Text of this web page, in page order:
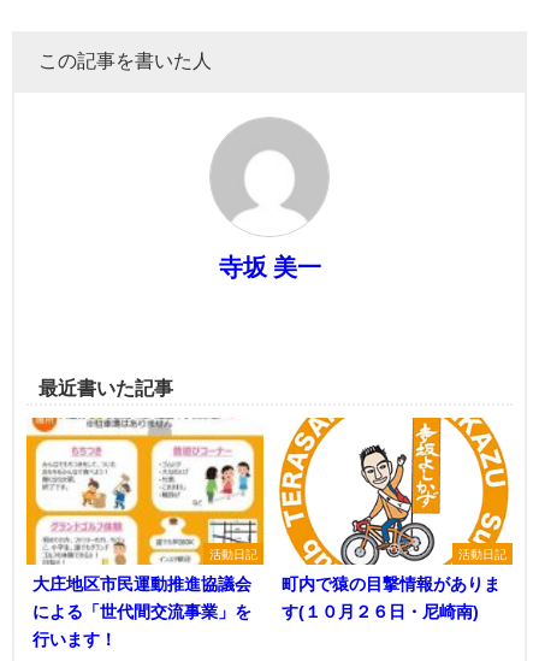
この記事を書いた人
寺坂 美一
最近書いた記事
活動日記
大庄地区市民運動推進協議会
による「世代間交流事業」を
行います！
活動日記
町内で猿の目撃情報がありま
す(１０月２６日・尼崎南)